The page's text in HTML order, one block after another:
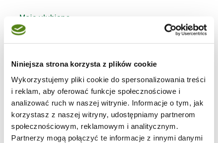
Niniejsza strona korzysta z plików cookie
Wykorzystujemy pliki cookie do spersonalizowania treści
i reklam, aby oferować funkcje społecznościowe i
analizować ruch w naszej witrynie. Informacje o tym, jak
korzystasz z naszej witryny, udostępniamy partnerom
społecznościowym, reklamowym i analitycznym.
Partnerzy mogą połączyć te informacje z innymi danymi
Moje ulubione
8
9